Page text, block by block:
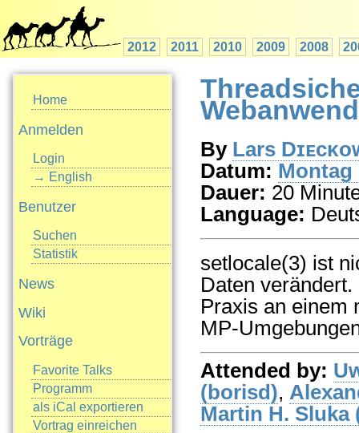
2012 2011 2010 2009 2008
Home
Anmelden
Login
→ English
Benutzer
Suchen
Statistik
News
Wiki
Vorträge
Favorite Talks
Programm
als iCal exportieren
Vortrag einreichen
By Lars
Datum: Montag
Dauer: 20
Language:
setlocale(3) ist
Daten
Praxis an einem
MP-
Attended by:
(‎borisd‎),
Martin H. Sluka